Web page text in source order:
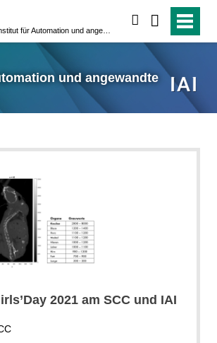
und angewandte
2021 am SCC und IAI